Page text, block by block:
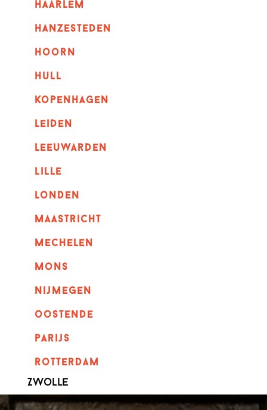
haarlem
hanzesteden
hoorn
hull
kopenhagen
leiden
leeuwarden
lille
londen
maastricht
mechelen
mons
nijmegen
oostende
parijs
rotterdam
Zwolle